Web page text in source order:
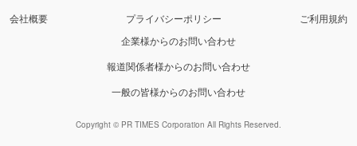
会社概要 プライバシーポリシー
ご利用規約
企業様からのお問い合わせ
報道関係者様からのお問い合わせ
一般の皆様からのお問い合わせ
Copyright © PR TIMES Corporation All Rights Reserved.